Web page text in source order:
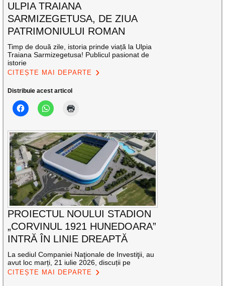
ULPIA TRAIANA
SARMIZEGETUSA, DE ZIUA
PATRIMONIULUI ROMAN
Timp de două zile, istoria prinde viață la Ulpia
Traiana Sarmizegetusa! Publicul pasionat de
istorie
CITEȘTE MAI DEPARTE
Distribuie acest articol
PROIECTUL NOULUI STADION
„CORVINUL 1921 HUNEDOARA”
INTRĂ ÎN LINIE DREAPTĂ
La sediul Companiei Naţionale de Investiţii, au
avut loc marți, 21 iulie 2026, discuții pe
CITEȘTE MAI DEPARTE